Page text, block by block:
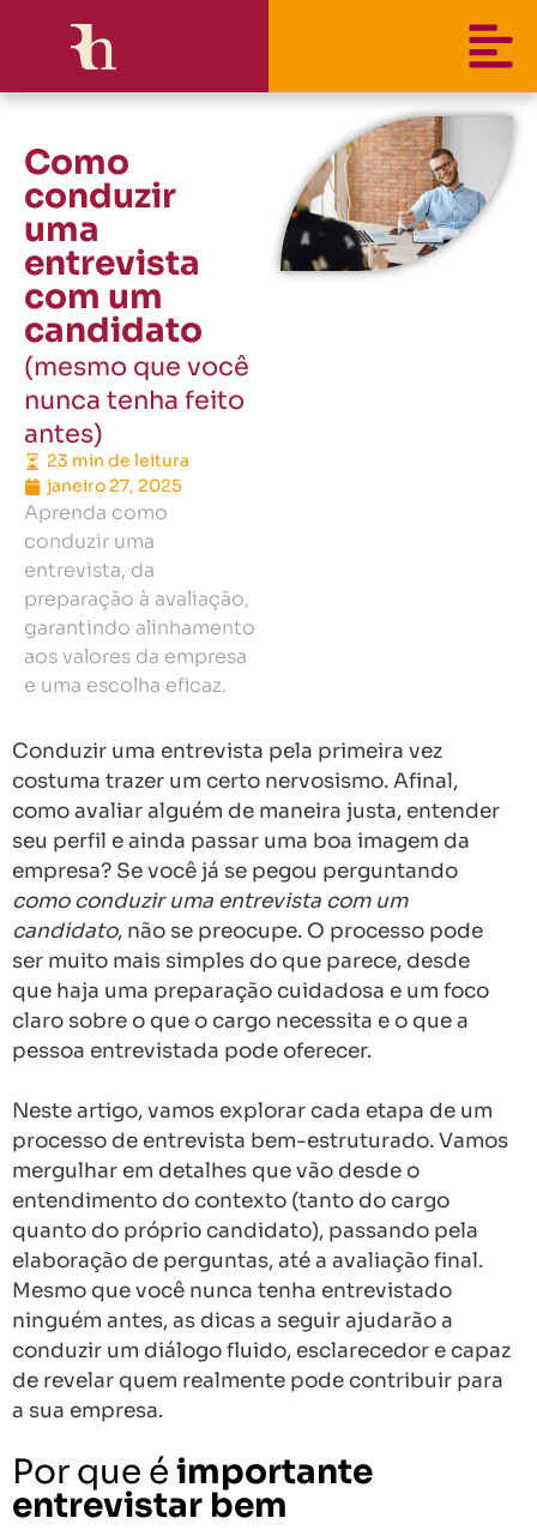
Como
conduzir
uma
entrevista
com um
candidato
(mesmo que você
nunca tenha feito
antes)
23 min de leitura
janeiro 27, 2025
Aprenda como
conduzir uma
entrevista, da
preparação à avaliação,
garantindo alinhamento
aos valores da empresa
e uma escolha eficaz.
Conduzir uma entrevista pela primeira vez
costuma trazer um certo nervosismo. Afinal,
como avaliar alguém de maneira justa, entender
seu perfil e ainda passar uma boa imagem da
empresa? Se você já se pegou perguntando
como conduzir uma entrevista com um
candidato, não se preocupe. O processo pode
ser muito mais simples do que parece, desde
que haja uma preparação cuidadosa e um foco
claro sobre o que o cargo necessita e o que a
pessoa entrevistada pode oferecer.
Neste artigo, vamos explorar cada etapa de um
processo de entrevista bem-estruturado. Vamos
mergulhar em detalhes que vão desde o
entendimento do contexto (tanto do cargo
quanto do próprio candidato), passando pela
elaboração de perguntas, até a avaliação final.
Mesmo que você nunca tenha entrevistado
ninguém antes, as dicas a seguir ajudarão a
conduzir um diálogo fluido, esclarecedor e capaz
de revelar quem realmente pode contribuir para
a sua empresa.
Por que é importante
entrevistar bem